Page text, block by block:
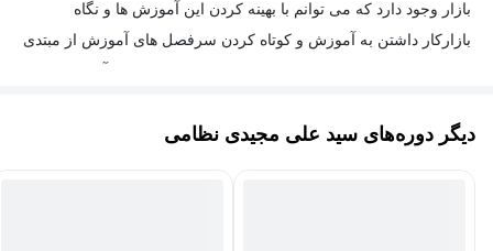
بازار وجود دارد که می توانم با بهینه کردن این آموزش ها و نگاه
بازارکار داشتن به آموزش و کوتاه کردن سرفصل های آموزش از مبتدی
کردم و در نهایت بر آن شدم که یک دوره آموزشی جامع در این خصوص
دیگر دوره‌های سید علی مجیدی نظامی